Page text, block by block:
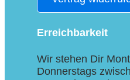
Erreichbarkeit
Wir stehen Dir
Donnerstags